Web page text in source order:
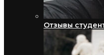
Отзывы